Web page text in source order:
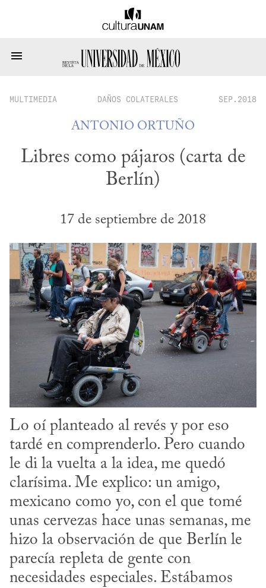
MULTIMEDIA DAÑOS COLATERALES SEP.2018
ANTONIO ORTUÑO
Libres como pájaros (carta de
Berlín)
17 de septiembre de 2018
Lo oí planteado al revés y por eso
tardé en comprenderlo. Pero cuando
le di la vuelta a la idea, me quedó
clarísima. Me explico: un amigo,
mexicano como yo, con el que tomé
unas cervezas hace unas semanas, me
hizo la observación de que Berlín le
parecía repleta de gente con
necesidades especiales. Estábamos